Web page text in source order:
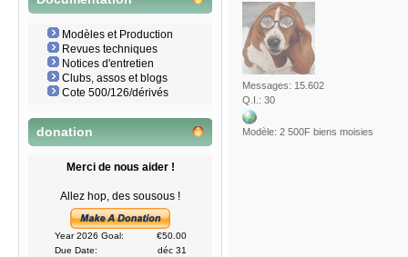
Modèles et Production
Revues techniques
Notices d'entretien
Clubs, assos et blogs
Cote 500/126/dérivés
donation
Merci de nous aider !
Allez hop, des sousous !
Year 2026 Goal:
€50.00
Due Date:
déc 31
Messages: 15.602
Q.I.: 30
Modèle: 2 500F biens moisies